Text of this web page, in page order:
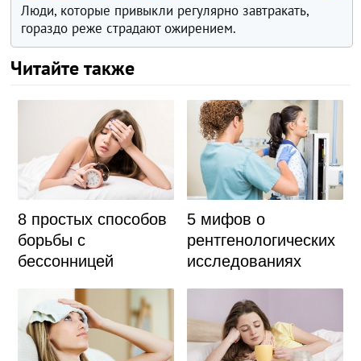
Люди, которые привыкли регулярно завтракать,
гораздо реже страдают ожирением.
Читайте также
8 простых способов
борьбы с
бессонницей
5 мифов о
рентгенологических
исследованиях